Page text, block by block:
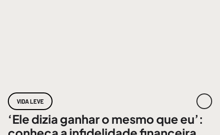
VIDA LEVE
‘Ele dizia ganhar o mesmo que eu’: